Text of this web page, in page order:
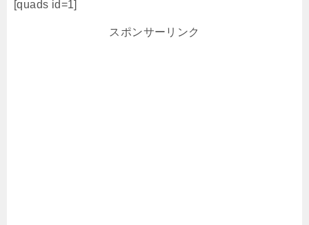
[quads id=1]
スポンサーリンク